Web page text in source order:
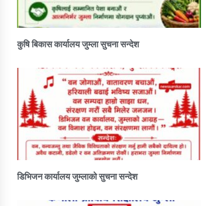
कुषि बिकास कार्यालय जुम्ला सुचना सन्देश
डिभिजन कार्यालय जुम्लाको सुचना सन्देश